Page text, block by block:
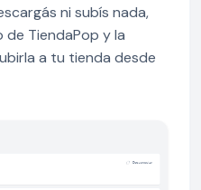
ni subís nada,
TiendaPop y la
a tu tienda desde